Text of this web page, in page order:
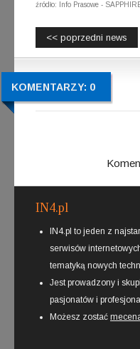
źródło: Info Prasowe -
<< poprzedni news
KOMENTARZY: 0
IN4.pl
IN4.pl to jeden z
serwisów
tematyką nowych
Jest prowadzony i
pasjonatów i
Możesz zostać